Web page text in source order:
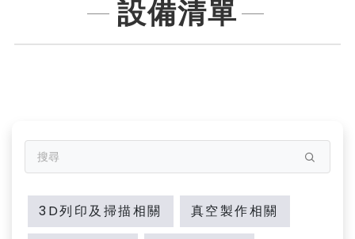
設備清單
3D列印及掃描相關 真空製作相關